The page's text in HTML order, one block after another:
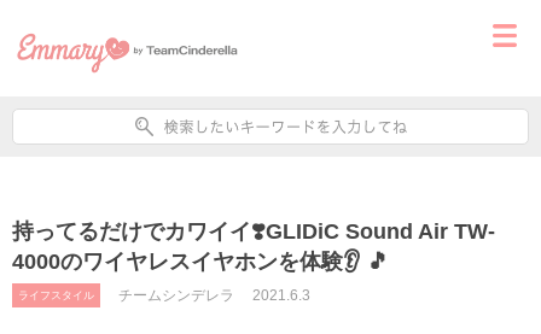
持ってるだけでカワイイ❣️GLIDiC Sound Air TW-
4000のワイヤレスイヤホンを体験👂 🎵
ライフスタイル チームシンデレラ 2021.6.3